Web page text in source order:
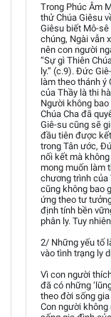
Trong Phúc Âm
thử Chúa Giêsu
Giêsu biết Mô-
chúng, Ngài vẫn
nên con người
“Sự gì Thiên
ly.” (c.9). Đức
làm theo thánh ý
của Thầy là thi
Người không
Chúa Cha đã
Giê-su cũng sẽ
đầu tiên được
trong Tân ước,
nối kết mà
mong muốn làm
chương trình của
cũng không bao
ứng theo tư
định tính bền
phân ly. Tuy
2/ Những yếu tố
vào tình trạng ly
Vì con người
đã có những
theo đời sống
Con người